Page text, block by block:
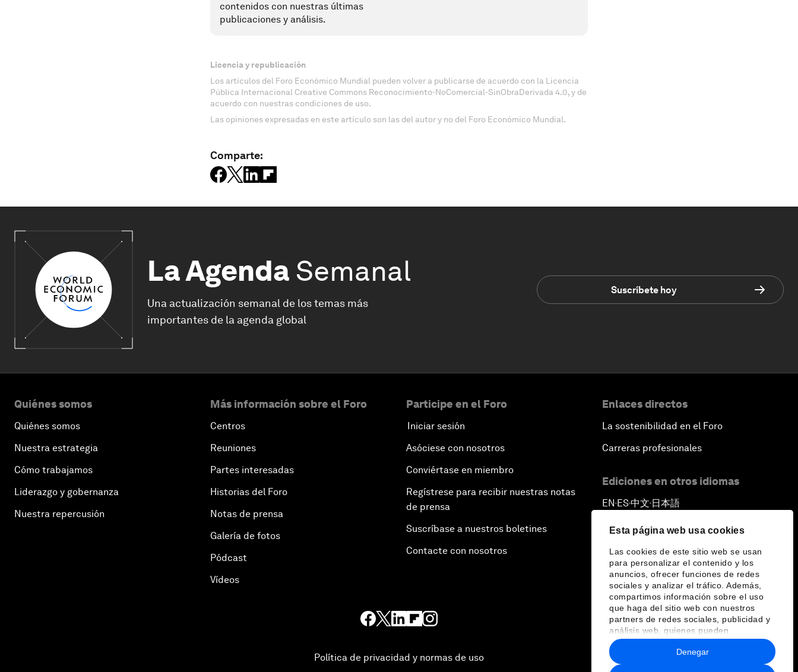
Esta página web usa cookies
Las cookies de este sitio web se usan
para personalizar el contenido y los
anuncios, ofrecer funciones de redes
sociales y analizar el tráfico. Además,
compartimos información sobre el uso
que haga del sitio web con nuestros
partners de redes sociales, publicidad y
análisis web, quienes pueden
combinarla con otra información que les
haya proporcionado o que hayan
recopilado a partir del uso que haya
Denegar
contenidos con nuestras últimas
publicaciones y análisis.
Licencia y republicación
Los artículos del Foro Económico Mundial pueden volver a publicarse de acuerdo con la Licencia
Pública Internacional Creative Commons Reconocimiento-NoComercial-SinObraDerivada 4.0, y de
acuerdo con nuestras condiciones de uso.
Las opiniones expresadas en este artículo son las del autor y no del Foro Económico Mundial.
Comparte:
La Agenda Semanal
Una actualización semanal de los temas más
importantes de la agenda global
Suscríbete hoy
Quiénes somos
Quiénes somos
Nuestra estrategia
Cómo trabajamos
Liderazgo y gobernanza
Nuestra repercusión
Más información sobre el Foro
Centros
Reuniones
Partes interesadas
Historias del Foro
Notas de prensa
Galería de fotos
Pódcast
Vídeos
Participe en el Foro
Iniciar sesión
Asóciese con nosotros
Conviértase en miembro
Regístrese para recibir nuestras notas
de prensa
Suscríbase a nuestros boletines
Contacte con nosotros
Enlaces directos
La sostenibilidad en el Foro
Carreras profesionales
Ediciones en otros idiomas
EN ▪ES▪中文▪ 日本語
Política de privacidad y normas de uso